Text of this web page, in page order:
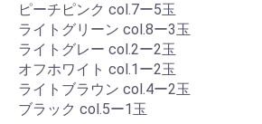
ピーチピンク col.7ー5玉
ライトグリーン col.8ー3玉
ライトグレー col.2ー2玉
オフホワイト col.1ー2玉
ライトブラウン col.4ー2玉
ブラック col.5ー1玉